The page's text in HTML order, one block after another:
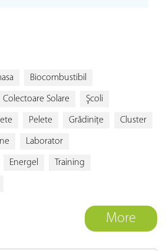
Biocombustibil
Colectoare Solare Şcoli
Pelete Grădiniţe Cluster
Laborator
Energel Training
More